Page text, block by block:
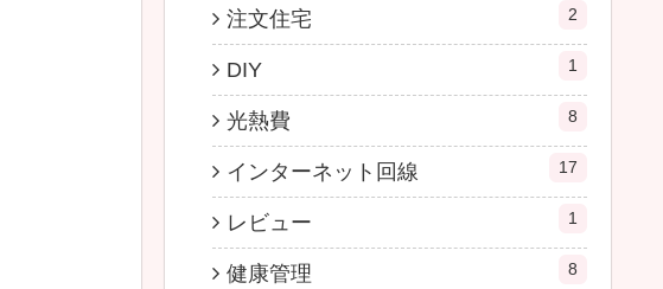
注文住宅 2
DIY 1
光熱費 8
インターネット回線 17
レビュー 1
健康管理 8